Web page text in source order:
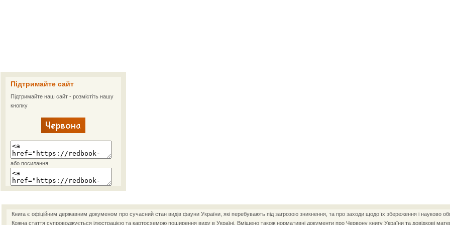
Підтримайте сайт
Підтримайте наш сайт - розмістіть нашу
кнопку
або посилання
Книга є офіційним державним докуменом про сучасний стан видів фауни України, які перебувають під загрозою зникнення, та про заходи щодо їх збереження і науково
Кожна стаття супроводжується ілюстрацією та картосхемою поширення виду в Україні. Вміщено також нормативні документи про Червону книгу України та довідкові